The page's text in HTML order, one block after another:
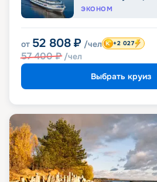
ЭКОНОМ
от 52 808 ₽ /чел
57 400₽ /чел
+2 027
Выбрать круиз